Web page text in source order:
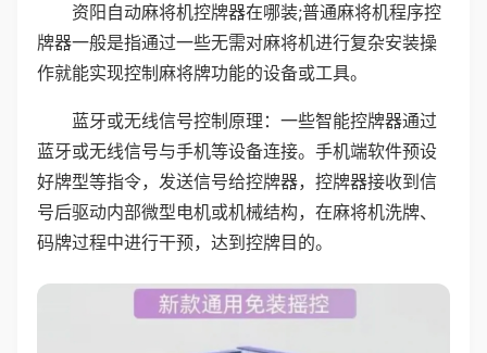
资阳自动麻将机控牌器在哪装;普通麻将机程序控
牌器一般是指通过一些无需对麻将机进行复杂安装操
作就能实现控制麻将牌功能的设备或工具。
蓝牙或无线信号控制原理：一些智能控牌器通过
蓝牙或无线信号与手机等设备连接。手机端软件预设
好牌型等指令，发送信号给控牌器，控牌器接收到信
号后驱动内部微型电机或机械结构，在麻将机洗牌、
码牌过程中进行干预，达到控牌目的。